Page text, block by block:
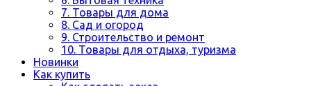
7. Товары для дома
8. Сад и огород
9. Строительство и ремонт
10. Товары для отдыха, туризма
Новинки
Как купить